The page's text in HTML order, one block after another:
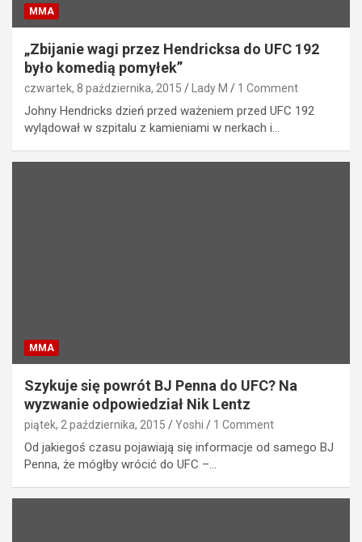
MMA
„Zbijanie wagi przez Hendricksa do UFC 192
było komedią pomyłek”
czwartek, 8 października, 2015 Lady M 1 Comment
Johny Hendricks dzień przed ważeniem przed UFC 192
wylądował w szpitalu z kamieniami w nerkach i…
MMA
Szykuje się powrót BJ Penna do UFC? Na
wyzwanie odpowiedział Nik Lentz
piątek, 2 października, 2015 Yoshi 1 Comment
Od jakiegoś czasu pojawiają się informacje od samego BJ
Penna, że mógłby wrócić do UFC –…